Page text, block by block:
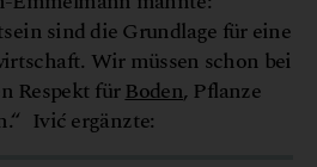
sind die Grundlage für eine
Wir müssen schon bei
Respekt fürBoden, Pflanze
Ivić ergänzte: